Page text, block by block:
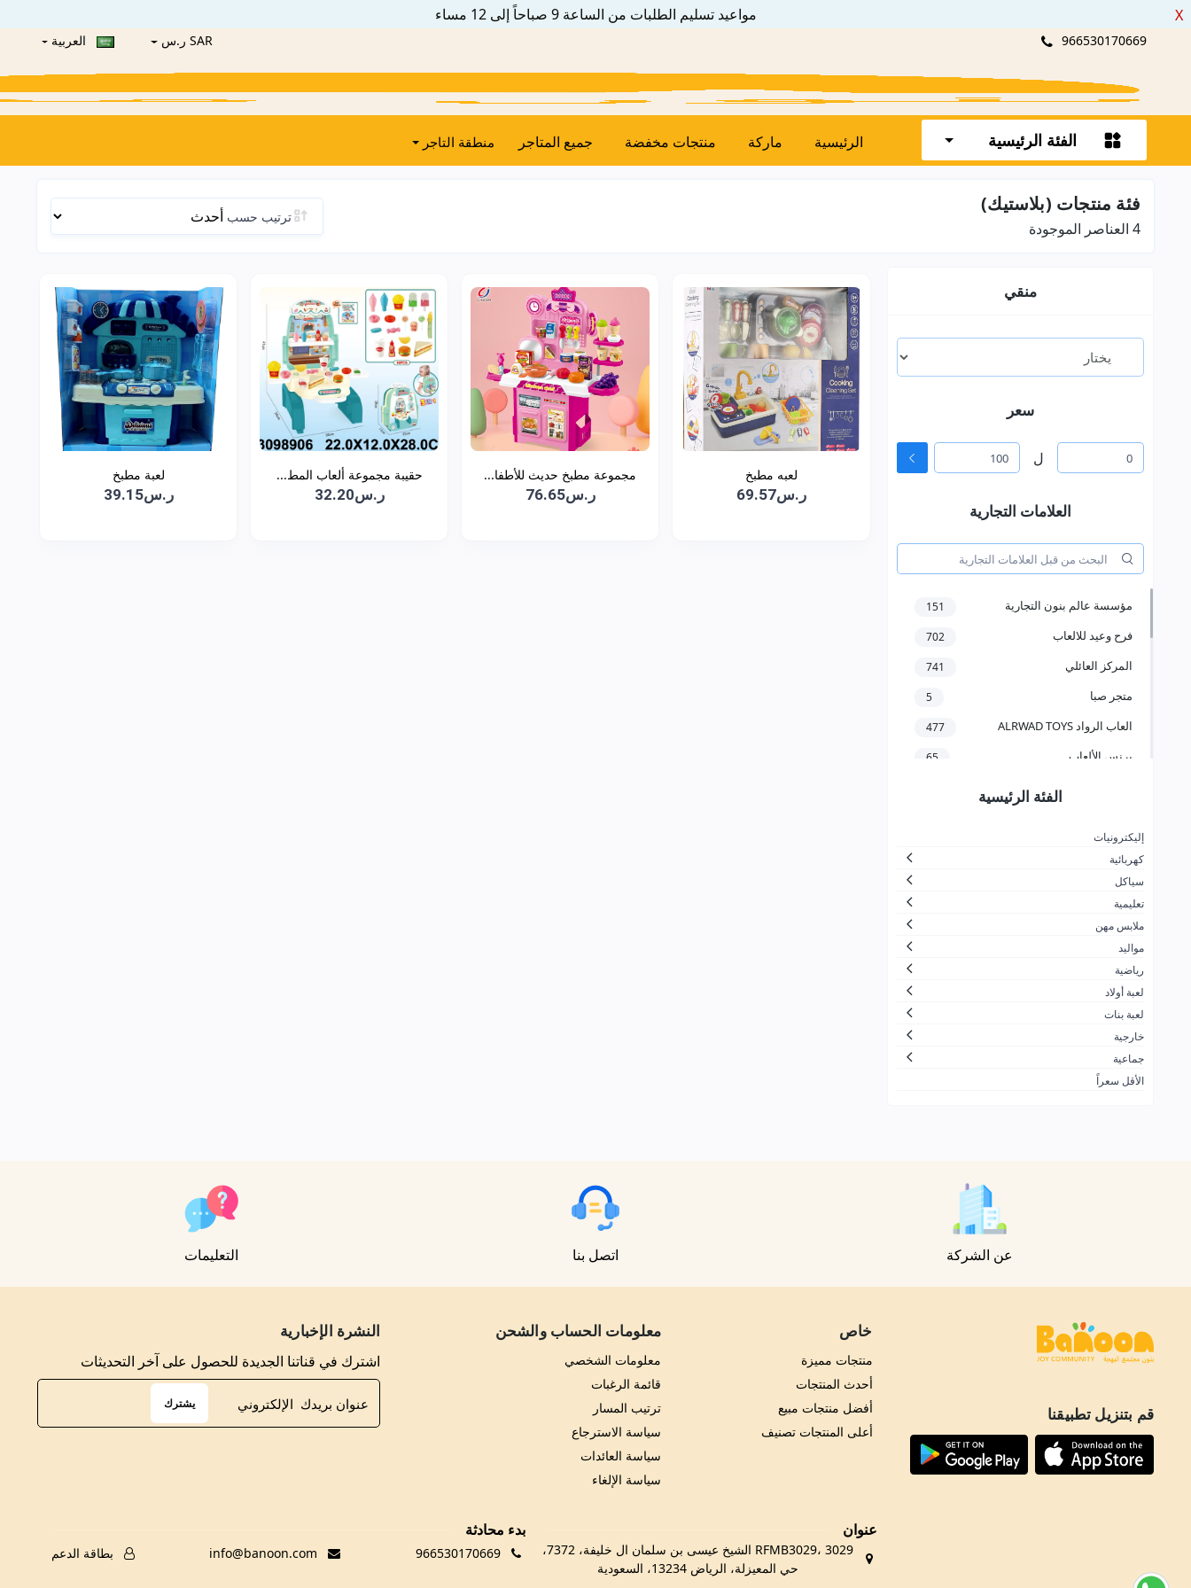
مواعيد تسليم الطلبات من الساعة 9 صباحاً إلى 12 مساء X
966530170669 SAR ر.س العربية
الفئة الرئيسية الرئيسية ماركة منتجات مخفضة جميع المتاجر منطقة التاجر
فئة منتجات (بلاستيك)
4 العناصر الموجودة
ترتيب حسب
منقي
سعر
ل
العلامات التجارية
مؤسسة عالم بنون التجارية 151
فرح وعيد للالعاب 702
المركز العائلي 741
متجر صبا 5
العاب الرواد ALRWAD TOYS 477
برنس الألعاب 65
مؤسسة سعد عبدالعزيز الخرعان
جزيرة المرح
الاسرار الجميلة بلايستيشن والعاب
اطفال
ضحكة لالعاب الأطفال
شركة مرن بلس التجارية
زمن الألعاب
شركة العاب السفير للتجارة
ألعاب القحطاني
شركة لعبتي الحديثة للألعاب
محترف العاب الكمبيوتر للتجارة
الفئة الرئيسية
إليكترونيات
كهربائية
سياكل
تعليمية
ملابس مهن
مواليد
رياضية
لعبة أولاد
لعبة بنات
خارجية
جماعية
الأقل سعراً
لعبه مطبخ
ر.س69.57
مجموعة مطبخ حديث للأطفا...
ر.س76.65
حقيبة مجموعة ألعاب المط...
ر.س32.20
لعبة مطبخ
ر.س39.15
عن الشركة اتصل بنا التعليمات
قم بتنزيل تطبيقنا
خاص
منتجات مميزة
أحدث المنتجات
أفضل منتجات مبيع
أعلى المنتجات تصنيف
معلومات الحساب والشحن
معلومات الشخصي
قائمة الرغبات
ترتيب المسار
سياسة الاسترجاع
سياسة العائدات
سياسة الإلغاء
النشرة الإخبارية
اشترك في قناتنا الجديدة للحصول على آخر التحديثات
يشترك
بدء محادثة
966530170669 بطاقة الدعم
عنوان
RFMB3029، 3029 الشيخ عيسى بن سلمان ال خليفة، 7372،
حي المعيزلة، الرياض 13234، السعودية